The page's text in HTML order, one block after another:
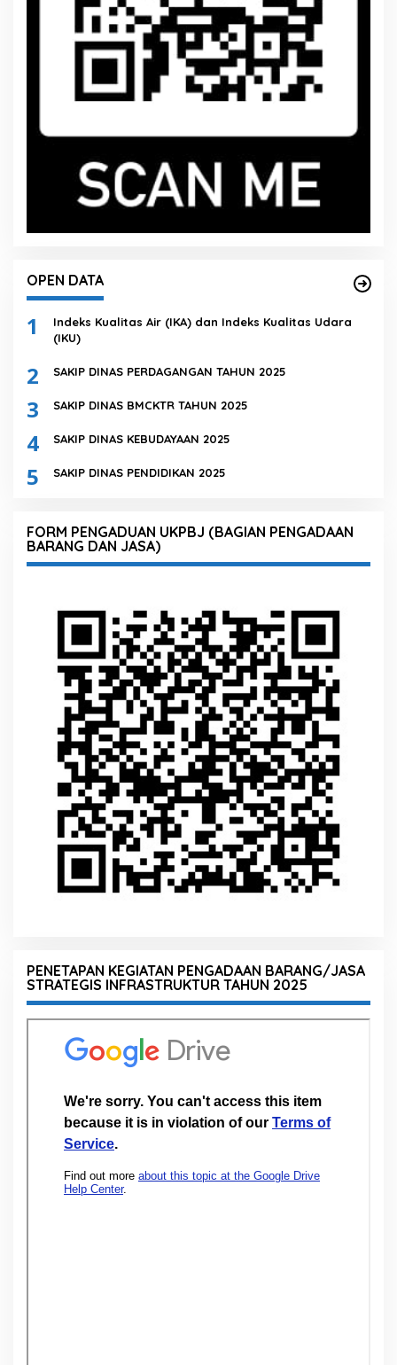
OPEN DATA
1
Indeks Kualitas Air (IKA) dan Indeks Kualitas Udara
(IKU)
2 SAKIP DINAS PERDAGANGAN TAHUN 2025
3 SAKIP DINAS BMCKTR TAHUN 2025
4 SAKIP DINAS KEBUDAYAAN 2025
5 SAKIP DINAS PENDIDIKAN 2025
FORM PENGADUAN UKPBJ (BAGIAN PENGADAAN
BARANG DAN JASA)
PENETAPAN KEGIATAN PENGADAAN BARANG/JASA
STRATEGIS INFRASTRUKTUR TAHUN 2025